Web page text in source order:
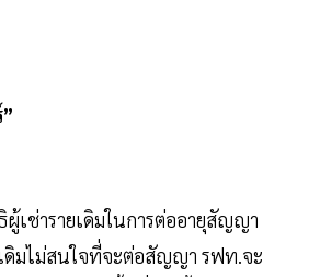
เช่ารายเดิมในการต่ออายุสัญญา
ดิมไม่สนใจที่จะต่อสัญญา รฟท.จะ